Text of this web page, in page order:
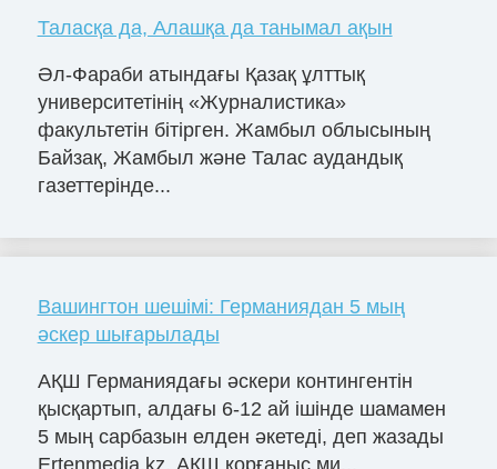
Таласқа да, Алашқа да танымал ақын
Әл-Фараби атындағы Қазақ ұлттық
университетінің «Журналистика»
факультетін бітірген. Жамбыл облысының
Байзақ, Жамбыл және Талас аудандық
газеттерінде...
Вашингтон шешімі: Германиядан 5 мың
әскер шығарылады
АҚШ Германиядағы әскери контингентін
қысқартып, алдағы 6-12 ай ішінде шамамен
5 мың сарбазын елден әкетеді, деп жазады